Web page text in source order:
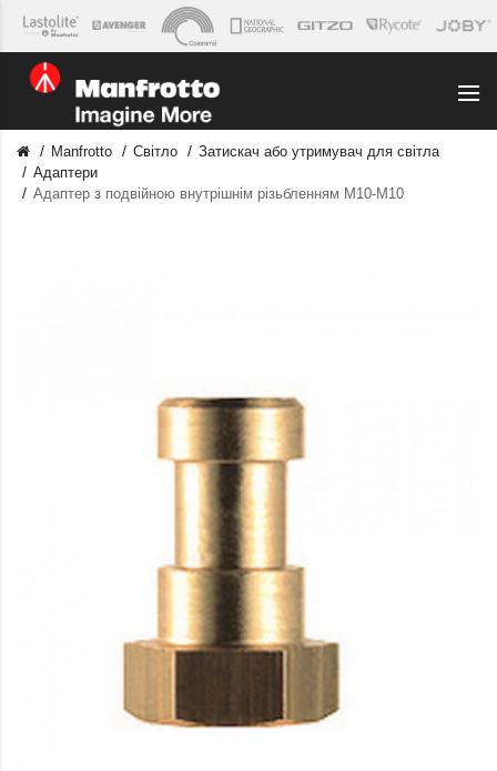
Manfrotto Світло
Затискач або утримувач для світла
Адаптери
Адаптер з подвійною внутрішнім різьбленням M10-M10